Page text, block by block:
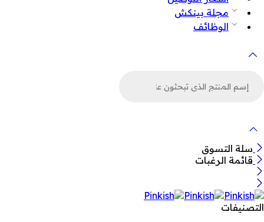
مجلة بينكش
الوظائف
سلة التسوق
قائمة الرغبات
التصنيفات